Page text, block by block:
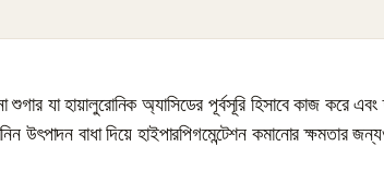
হায়ালুরোনিক অ্যাসিডের পূর্বসূরি হিসাবে কাজ করে এবং
উৎপাদন বাধা দিয়ে হাইপারপিগমেন্টেশন কমানোর ক্ষমতার